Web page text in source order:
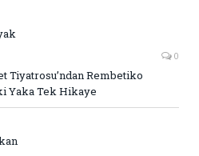
0
Tiyatrosu’ndan Rembetiko
Yaka Tek Hikaye